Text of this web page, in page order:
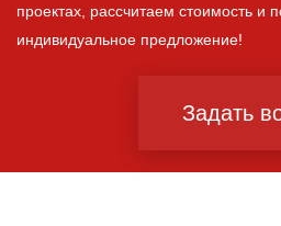
проектах, рассчитаем стоимость и
индивидуальное предложение!
Задать